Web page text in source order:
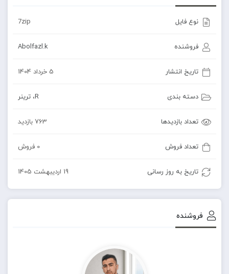
نوع فایل 7zip
فروشنده Abolfazl.k
تاریخ انتشار 5 خرداد 1404
دسته بندی R، ترینر
تعداد بازدیدها 763 بازدید
تعداد فروش 0 فروش
تاریخ به روز رسانی 19 اردیبهشت 1405
فروشنده